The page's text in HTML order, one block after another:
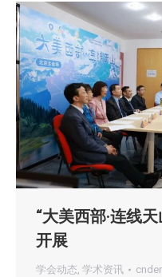
“大美西部·连线
开展
学会动态, 学术资讯